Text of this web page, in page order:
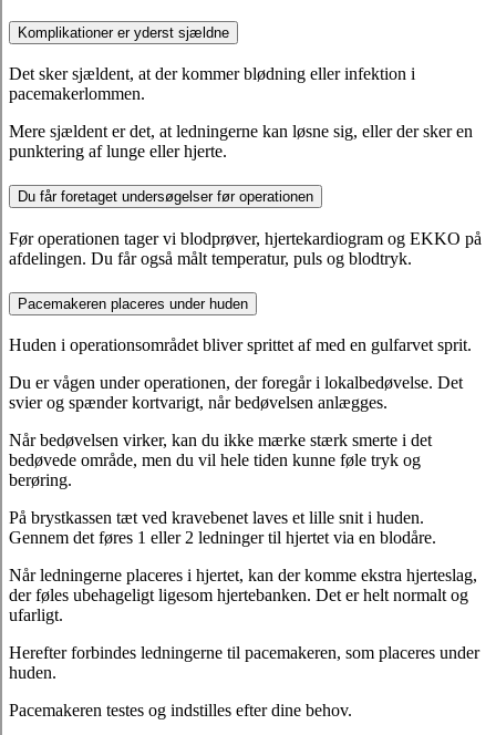
Komplikationer er yderst sjældne
Det sker sjældent, at der kommer blødning eller infektion i
pacemakerlommen.
Mere sjældent er det, at ledningerne kan løsne sig, eller der sker en
punktering af lunge eller hjerte.
Du får foretaget undersøgelser før operationen
Før operationen tager vi blodprøver, hjertekardiogram og EKKO på
afdelingen. Du får også målt temperatur, puls og blodtryk.
Pacemakeren placeres under huden
Huden i operationsområdet bliver sprittet af med en gulfarvet sprit.
Du er vågen under operationen, der foregår i lokalbedøvelse. Det
svier og spænder kortvarigt, når bedøvelsen anlægges.
Når bedøvelsen virker, kan du ikke mærke stærk smerte i det
bedøvede område, men du vil hele tiden kunne føle tryk og
berøring.
På brystkassen tæt ved kravebenet laves et lille snit i huden.
Gennem det føres 1 eller 2 ledninger til hjertet via en blodåre.
Når ledningerne placeres i hjertet, kan der komme ekstra hjerteslag,
der føles ubehageligt ligesom hjertebanken. Det er helt normalt og
ufarligt.
Herefter forbindes ledningerne til pacemakeren, som placeres under
huden.
Pacemakeren testes og indstilles efter dine behov.